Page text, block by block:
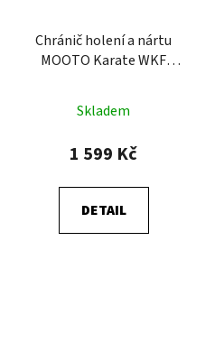
Chránič holení a nártu
MOOTO Karate WKF
Skladem
1 599 Kč
DETAIL